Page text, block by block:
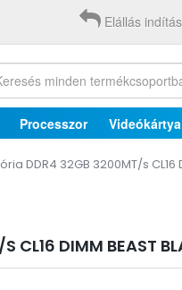
Elállás
Processzor Videókártya
DDR4 32GB 3200MT/s
CL16 DIMM BEAST